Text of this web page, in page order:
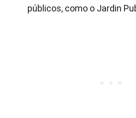
públicos, como o Jardin